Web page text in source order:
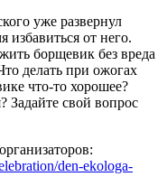
уже развернул
от него.
борщевик без вреда
делать при ожогах
что-то хорошее?
Задайте свой вопрос
den-ekologa-